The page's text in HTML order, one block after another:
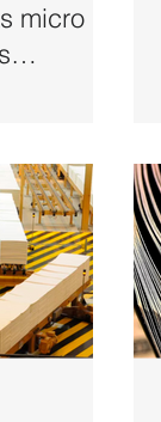
micro e